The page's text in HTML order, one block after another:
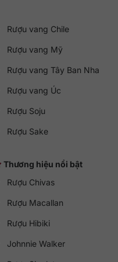
Rượu vang Chile
Rượu vang Mỹ
Rượu vang Tây Ban Nha
Rượu vang Úc
Rượu Soju
Rượu Sake
Thương hiệu nổi bật
Rượu Chivas
Rượu Macallan
Rượu Hibiki
Johnnie Walker